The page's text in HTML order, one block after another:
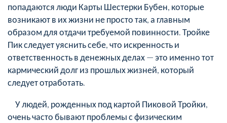
попадаются люди Карты Шестерки Бубен, которые
возникают в их жизни не просто так, а главным
образом для отдачи требуемой повинности. Тройке
Пик следует уяснить себе, что искренность и
ответственность в денежных делах — это именно тот
кармический долг из прошлых жизней, который
следует отработать.
У людей, рожденных под картой Пиковой Тройки,
очень часто бывают проблемы с физическим